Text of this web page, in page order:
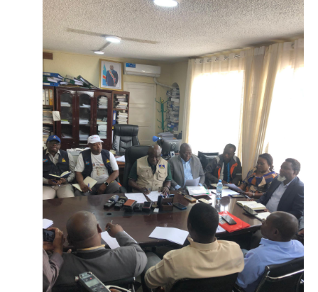
Politique
Technologies
Entreprenariat